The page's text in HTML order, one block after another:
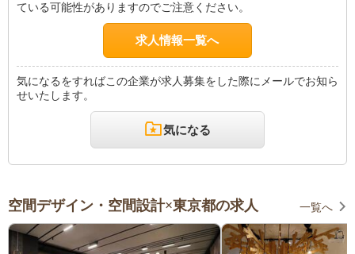
ている可能性がありますのでご注意ください。
求人情報一覧へ
気になるをすればこの企業が求人募集をした際にメールでお知ら
せいたします。
気になる
空間デザイン・空間設計×東京都の求人 一覧へ